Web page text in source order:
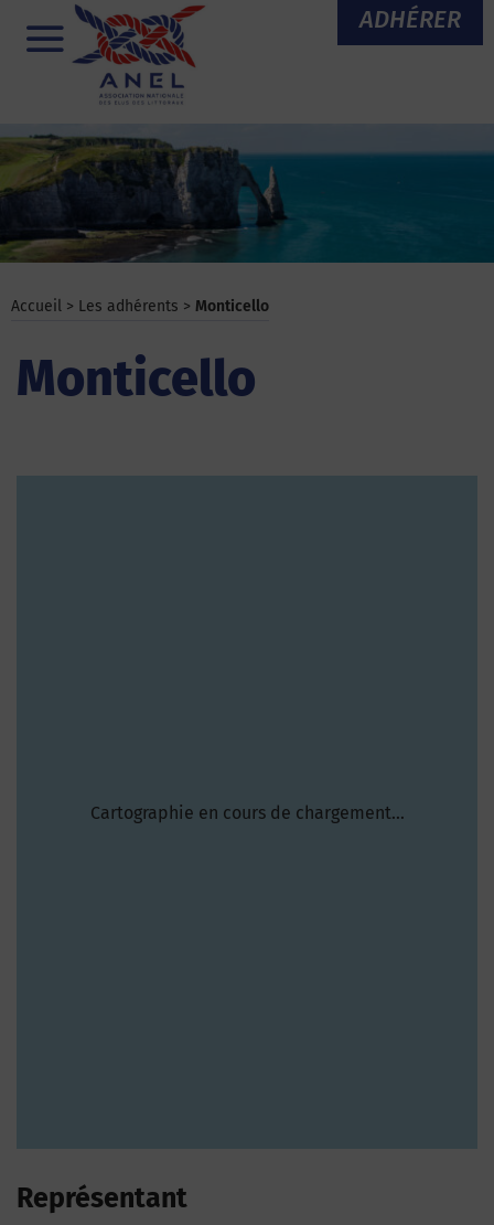
ADHÉRER
Menu
Accueil > Les adhérents > Monticello
Monticello
Cartographie en cours de chargement...
Représentant